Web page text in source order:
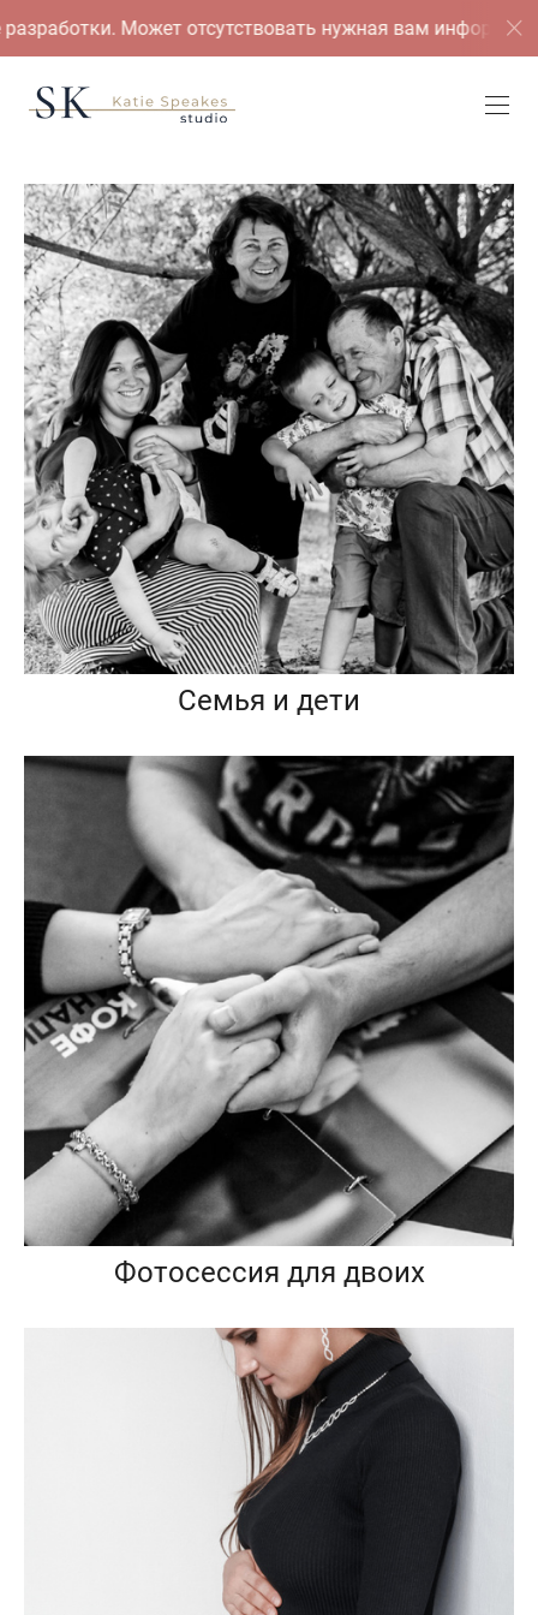
Может отсутствовать нужная вам
Семья и дети
Фотосессия для двоих